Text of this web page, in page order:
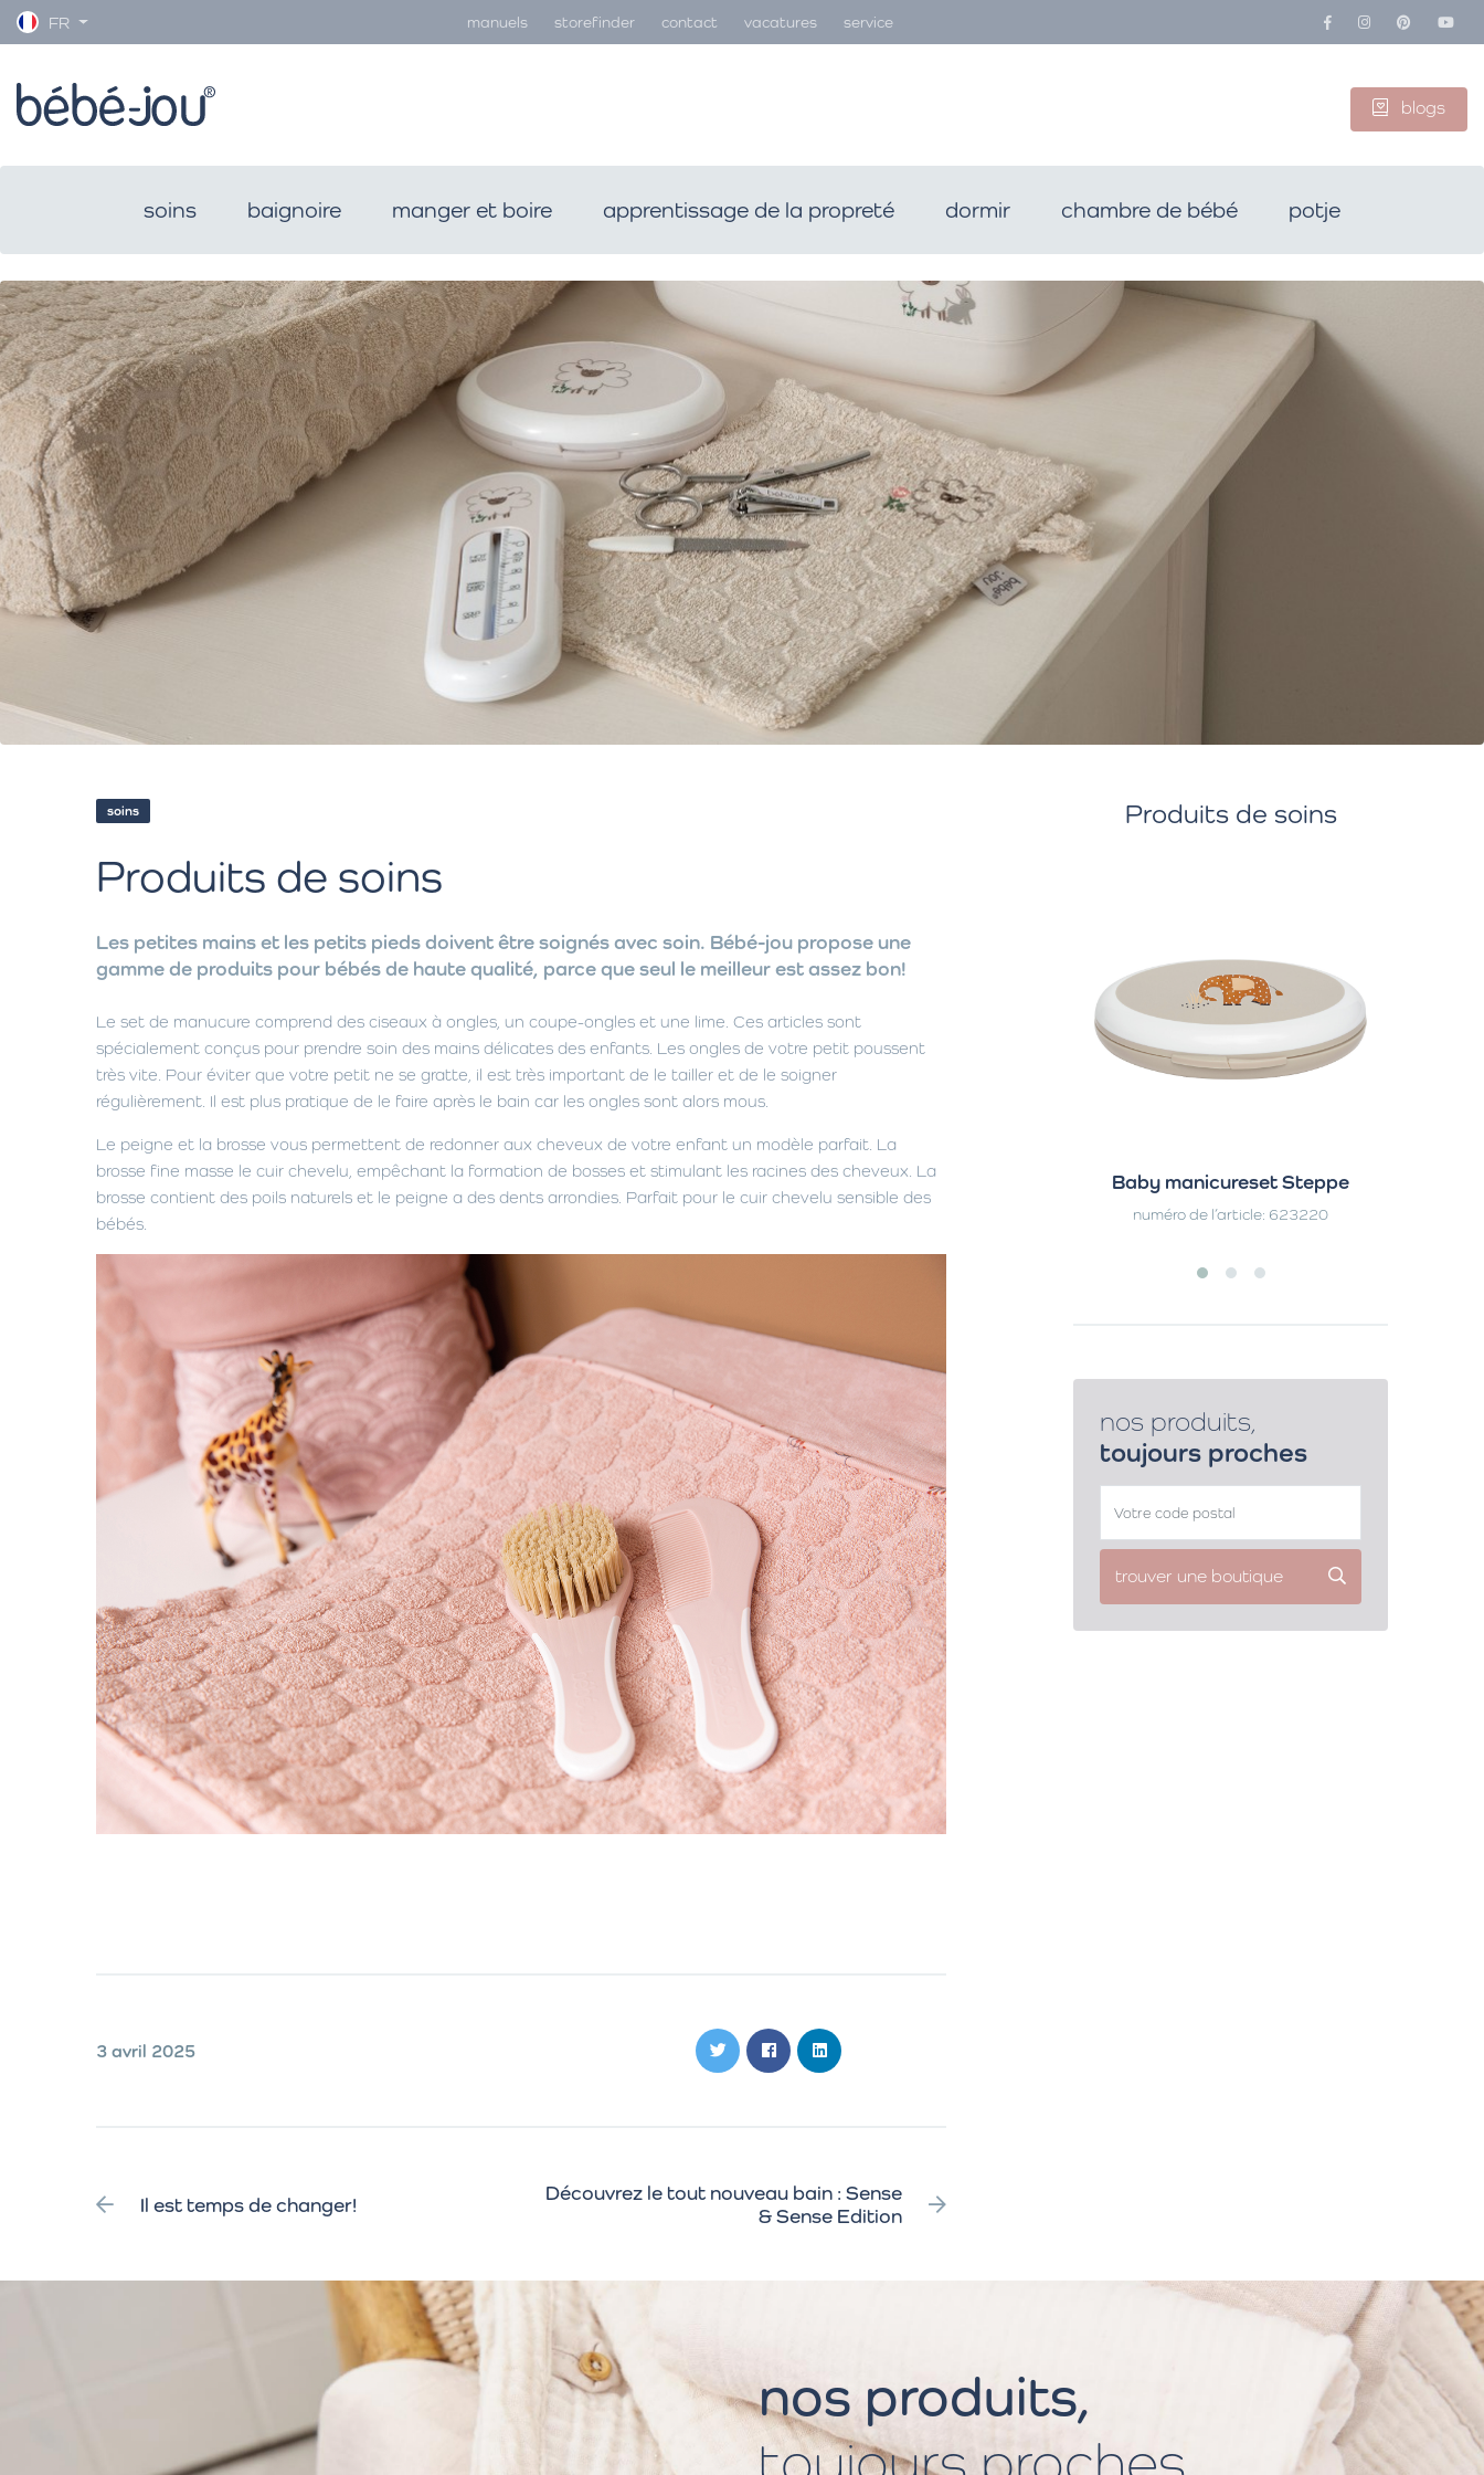
FR manuels storefinder contact vacatures service
blogs
soins baignoire manger et boire apprentissage de la propreté dormir chambre de bébé potje
soins
Produits de soins
Les petites mains et les petits pieds doivent être soignés avec soin. Bébé-jou propose une
gamme de produits pour bébés de haute qualité, parce que seul le meilleur est assez bon!
Le set de manucure comprend des ciseaux à ongles, un coupe-ongles et une lime. Ces articles sont
spécialement conçus pour prendre soin des mains délicates des enfants. Les ongles de votre petit poussent
très vite. Pour éviter que votre petit ne se gratte, il est très important de le tailler et de le soigner
régulièrement. Il est plus pratique de le faire après le bain car les ongles sont alors mous.
Le peigne et la brosse vous permettent de redonner aux cheveux de votre enfant un modèle parfait. La
brosse fine masse le cuir chevelu, empêchant la formation de bosses et stimulant les racines des cheveux. La
brosse contient des poils naturels et le peigne a des dents arrondies. Parfait pour le cuir chevelu sensible des
bébés.
3 avril 2025
Il est temps de changer!
Découvrez le tout nouveau bain : Sense
& Sense Edition
Produits de soins
Baby manicureset Steppe
numéro de l’article: 623220
nos produits,
toujours proches
trouver une boutique
nos produits,
toujours proches